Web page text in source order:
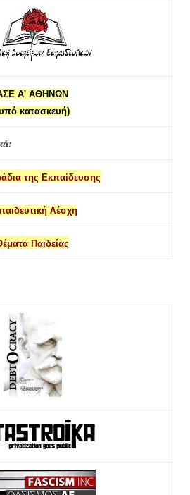
Α' ΑΘΗΝΩΝ
κατασκευή)
της Εκπαίδευσης
Λέσχη
Παιδείας